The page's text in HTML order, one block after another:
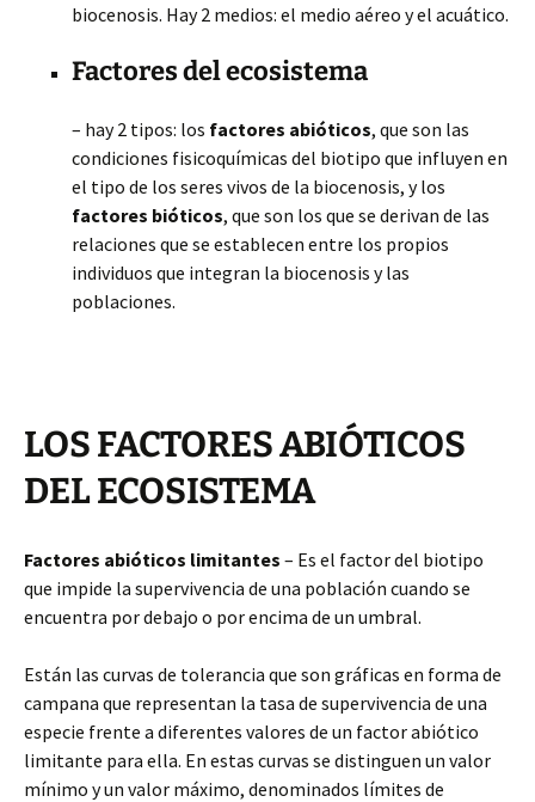
biocenosis. Hay 2 medios: el medio aéreo y el acuático.
Factores del ecosistema
– hay 2 tipos: los factores abióticos, que son las
condiciones fisicoquímicas del biotipo que influyen en
el tipo de los seres vivos de la biocenosis, y los
factores bióticos, que son los que se derivan de las
relaciones que se establecen entre los propios
individuos que integran la biocenosis y las
poblaciones.
LOS FACTORES ABIÓTICOS
DEL ECOSISTEMA
Factores abióticos limitantes – Es el factor del biotipo
que impide la supervivencia de una población cuando se
encuentra por debajo o por encima de un umbral.
Están las curvas de tolerancia que son gráficas en forma de
campana que representan la tasa de supervivencia de una
especie frente a diferentes valores de un factor abiótico
limitante para ella. En estas curvas se distinguen un valor
mínimo y un valor máximo, denominados límites de